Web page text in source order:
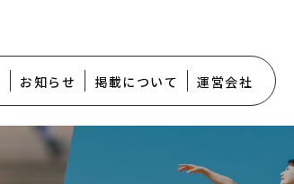
お知らせ 掲載について 運営会社